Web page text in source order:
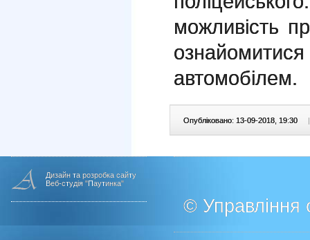
можливість
автомобілем.
Опубліковано: 13-09-2018, 19:30 |
Дизайн та розробка сайту
Веб-студія "Паутинка"
© Управління